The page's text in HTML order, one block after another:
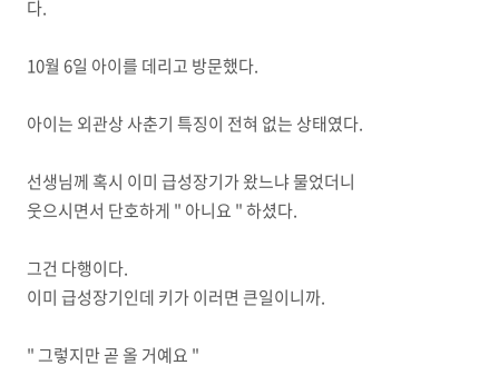
다.
10월 6일 아이를 데리고 방문했다.
아이는 외관상 사춘기 특징이 전혀 없는 상태였다.
선생님께 혹시 이미 급성장기가 왔느냐 물었더니
웃으시면서 단호하게 " 아니요 " 하셨다.
그건 다행이다.
이미 급성장기인데 키가 이러면 큰일이니까.
" 그렇지만 곧 올 거예요 "